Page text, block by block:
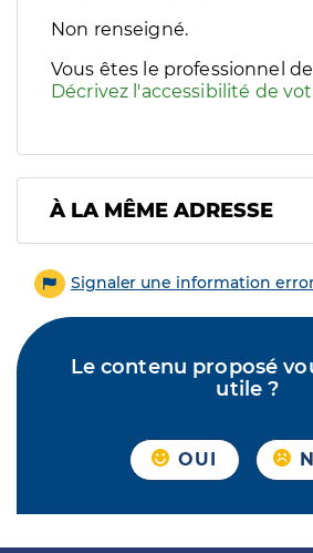
Filtres
Sélectionnez un ou plusieurs
Non renseigné.
Vous êtes le professionnel
Décrivez l'accessibilité de
À LA MÊME ADRESSE
Signaler une information
Le contenu proposé
utile ?
OUI